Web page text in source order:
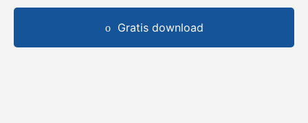
Gratis download